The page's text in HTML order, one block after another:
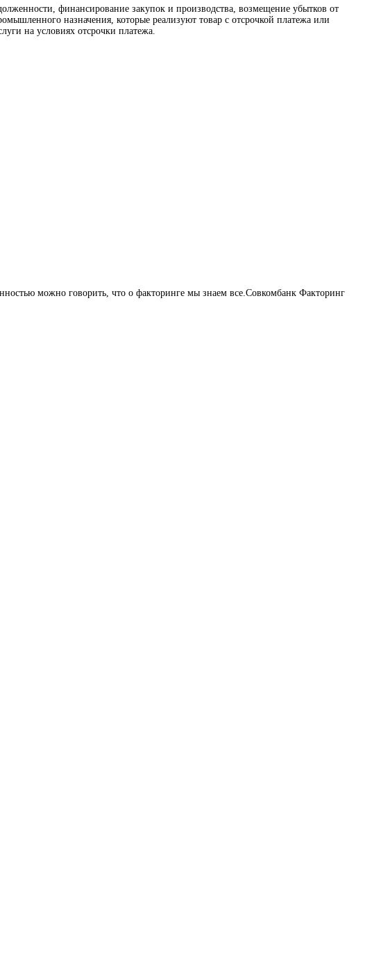
финансирование закупок и производства, возмещение убытков от
назначения, которые реализуют товар с отсрочкой платежа или
на условиях отсрочки платежа.
можно говорить, что о факторинге мы знаем все.Совкомбанк Факторинг